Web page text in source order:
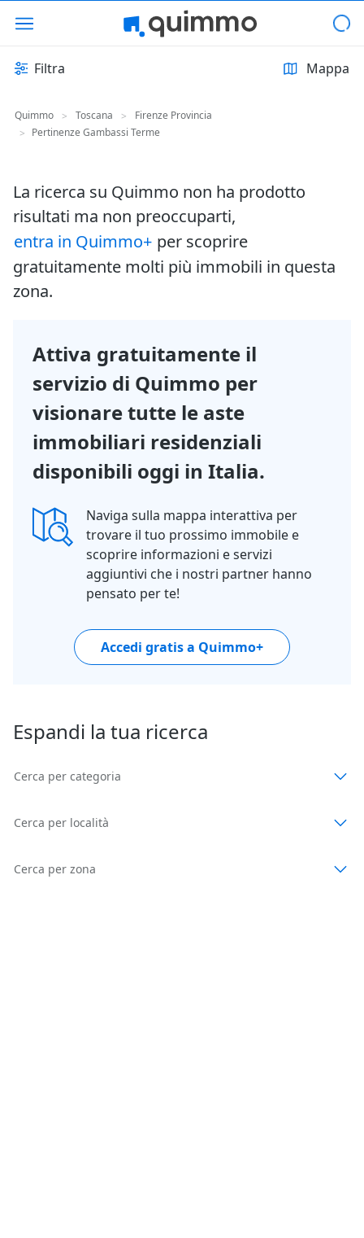
Filtra Mappa
Quimmo > Toscana >
Firenze Provincia
> Pertinenze Gambassi Terme
La ricerca su Quimmo non ha prodotto
risultati ma non preoccuparti,
entra in Quimmo+ per scoprire
gratuitamente molti più immobili in questa
zona.
Attiva gratuitamente il
servizio di Quimmo per
visionare tutte le aste
immobiliari residenziali
disponibili oggi in Italia.
Naviga sulla mappa interattiva per
trovare il tuo prossimo immobile e
scoprire informazioni e servizi
aggiuntivi che i nostri partner hanno
pensato per te!
Accedi gratis a Quimmo+
Espandi la tua ricerca
Cerca per categoria
Cerca per località
Cerca per zona